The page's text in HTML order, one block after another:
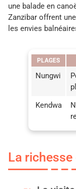
une balade en
Zanzibar offrent
les envies
PLAGES
Nungwi
Kendwa
La richesse